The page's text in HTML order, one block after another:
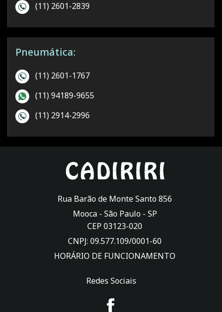
(11) 2601-2839
Pneumática:
(11) 2601-1767
(11) 94189-9655
(11) 2914-2996
Rua Barão de Monte Santo 856
Mooca - São Paulo- SP
CEP 03123-020
CNPJ: 09.577.109/0001-60
HORÁRIO DE FUNCIONAMENTO
Redes Sociais